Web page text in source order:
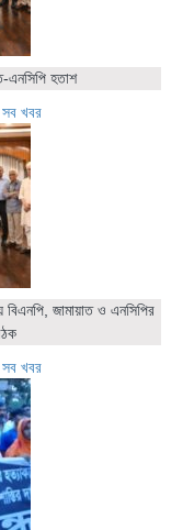
এনসিপি হতাশ
সব খবর
বিএনপি, জামায়াত ও এনসিপির
সব খবর